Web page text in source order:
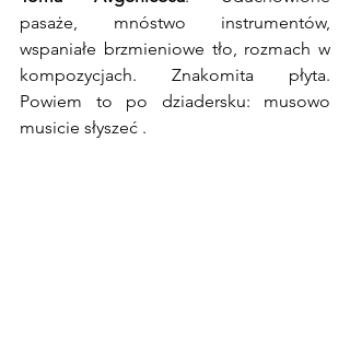
pasaże, mnóstwo instrumentów,
wspaniałe brzmieniowe tło, rozmach w
kompozycjach. Znakomita płyta.
Powiem to po dziadersku: musowo
musicie słyszeć .